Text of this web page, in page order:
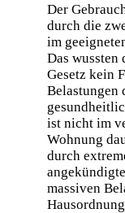
Der
durch die
im
Das wussten
Gesetz kein
Belastungen
ist nicht im
Wohnung
durch
massiven